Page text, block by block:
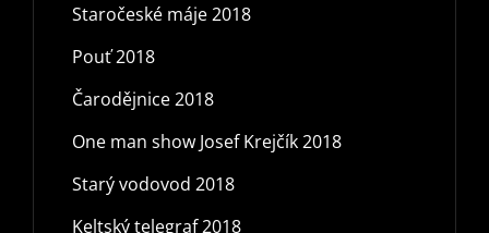
Staročeské máje 2018
Pouť 2018
Čarodějnice 2018
One man show Josef Krejčík 2018
Starý vodovod 2018
Keltský telegraf 2018